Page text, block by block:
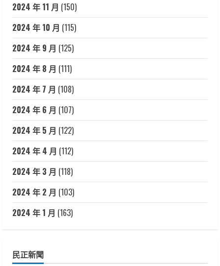
2024 年 11 月 (150)
2024 年 10 月 (115)
2024 年 9 月 (125)
2024 年 8 月 (111)
2024 年 7 月 (108)
2024 年 6 月 (107)
2024 年 5 月 (122)
2024 年 4 月 (112)
2024 年 3 月 (118)
2024 年 2 月 (103)
2024 年 1 月 (163)
民正新聞